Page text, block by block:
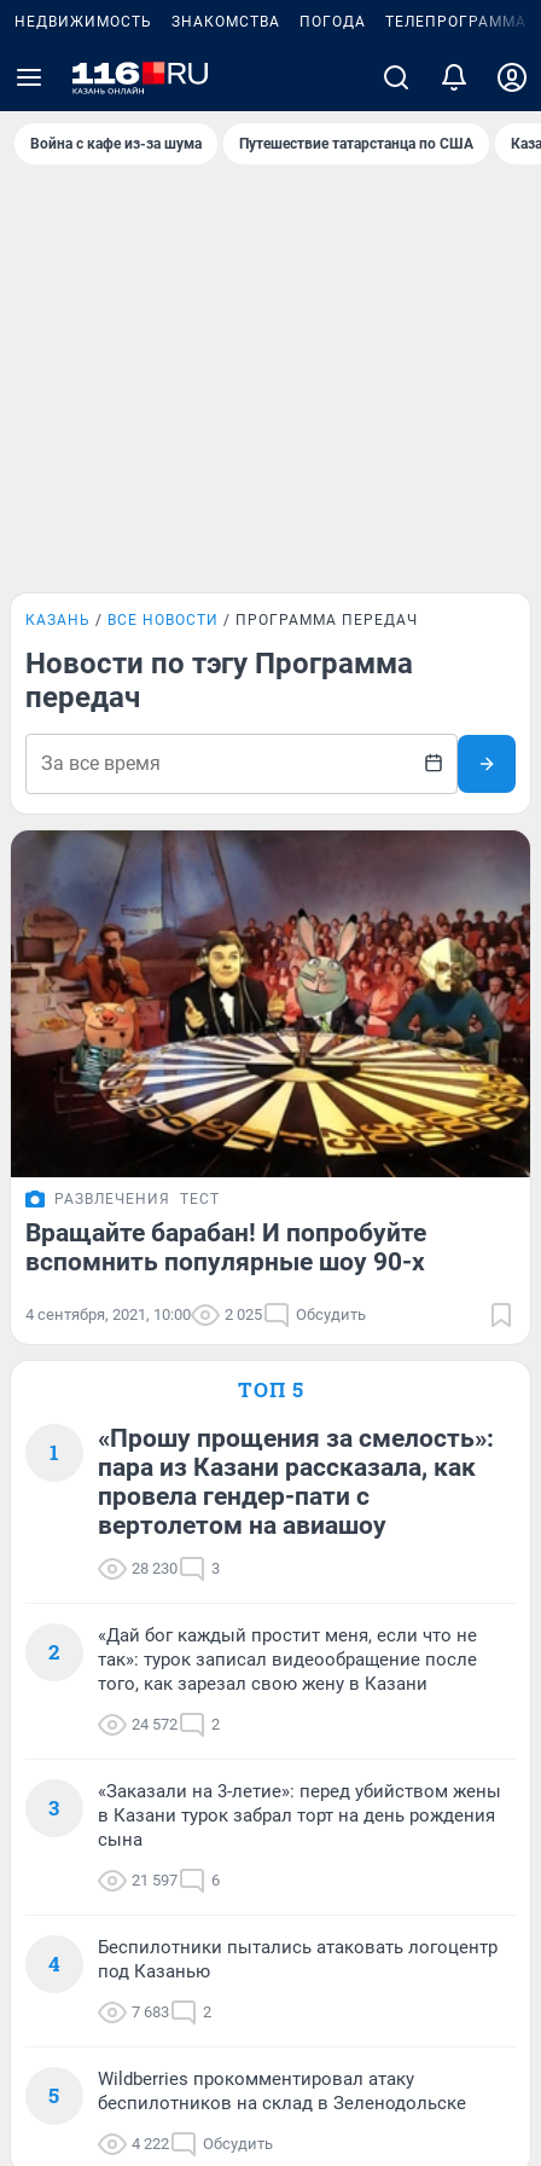
НЕДВИЖИМОСТЬ ЗНАКОМСТВА ПОГОДА ТЕЛЕПРОГРАММА
Война с кафе из-за шума Путешествие татарстанца по США
КАЗАНЬ ВСЕ НОВОСТИ ПРОГРАММА ПЕРЕДАЧ
Новости по тэгу Программа
передач
РАЗВЛЕЧЕНИЯ ТЕСТ
Вращайте барабан! И попробуйте
вспомнить популярные шоу 90-х
4 сентября, 2021, 10:00 2 025 Обсудить
ТОП 5
1
«Прошу прощения за смелость»:
пара из Казани рассказала, как
провела гендер-пати с
вертолетом на авиашоу
28 230 3
2
«Дай бог каждый простит меня, если что не
так»: турок записал видеообращение после
того, как зарезал свою жену в Казани
24 572 2
3
«Заказали на 3-летие»: перед убийством жены
в Казани турок забрал торт на день рождения
сына
21 597 6
4
Беспилотники пытались атаковать логоцентр
под Казанью
7 683 2
5
Wildberries прокомментировал атаку
беспилотников на склад в Зеленодольске
4 222 Обсудить